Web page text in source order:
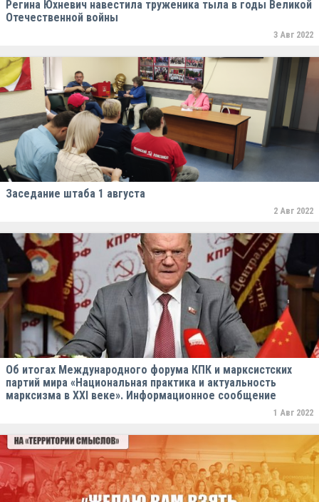
Регина Юхневич навестила труженика тыла в годы Великой
Отечественной войны
3 Авг 2022
Заседание штаба 1 августа
2 Авг 2022
Об итогах Международного форума КПК и марксистских
партий мира «Национальная практика и актуальность
марксизма в XXI веке». Информационное сообщение
1 Авг 2022